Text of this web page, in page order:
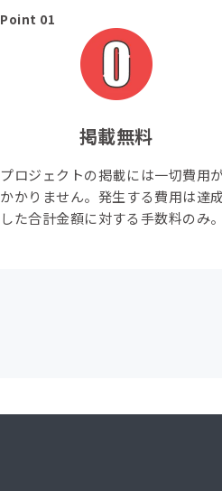
Point 01
掲載無料
プロジェクトの掲載には一切費用
かかりません。発生する費用は達
した合計金額に対する手数料のみ